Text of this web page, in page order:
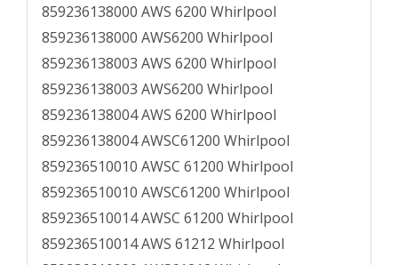
859236138000 AWS 6200 Whirlpool
859236138000 AWS6200 Whirlpool
859236138003 AWS 6200 Whirlpool
859236138003 AWS6200 Whirlpool
859236138004 AWS 6200 Whirlpool
859236138004 AWSC61200 Whirlpool
859236510010 AWSC 61200 Whirlpool
859236510010 AWSC61200 Whirlpool
859236510014 AWSC 61200 Whirlpool
859236510014 AWS 61212 Whirlpool